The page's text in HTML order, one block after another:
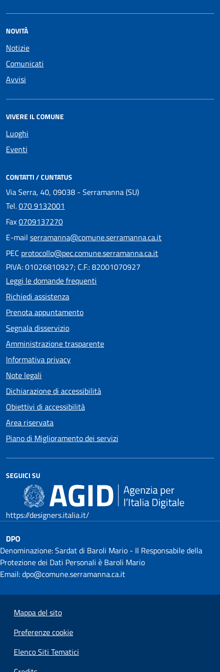
NOVITÀ
Notizie
Comunicati
Avvisi
VIVERE IL COMUNE
Luoghi
Eventi
CONTATTI / CUNTATUS
Via Serra, 40, 09038 - Serramanna (SU)
Tel.070 9132001
Fax0709137270
E-mail serramanna@comune.serramanna.ca.it
PEC protocollo@pec.comune.serramanna.ca.it
PIVA: 01026810927; C.F.: 82001070927
Leggi le domande frequenti
Richiedi assistenza
Prenota appuntamento
Segnala disservizio
Amministrazione trasparente
Informativa privacy
Note legali
Dichiarazione di accessibilità
Obiettivi di accessibilità
Area riservata
Piano di Miglioramento dei servizi
SEGUICI SU
https://designers.italia.it/
DPO
Denominazione: Sardat di Baroli Mario - Il Responsabile della
Protezione dei Dati Personali è Baroli Mario
Email: dpo@comune.serramanna.ca.it
Mappa del sito
Preferenze cookie
Elenco Siti Tematici